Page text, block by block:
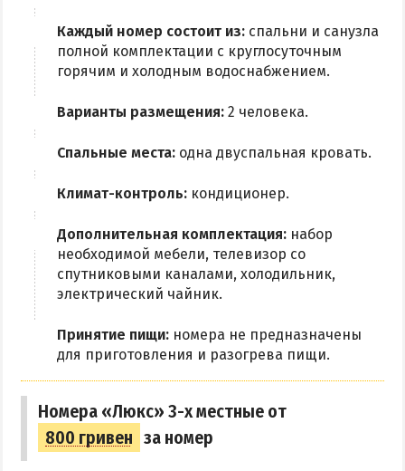
Каждый номер состоит из: спальни и санузла
полной комплектации с круглосуточным
горячим и холодным водоснабжением.
Варианты размещения: 2 человека.
Спальные места: одна двуспальная кровать.
Климат-контроль: кондиционер.
Дополнительная комплектация: набор
необходимой мебели, телевизор со
спутниковыми каналами, холодильник,
электрический чайник.
Принятие пищи: номера не предназначены
для приготовления и разогрева пищи.
Номера «Люкс» 3-х местные от
800 гривен за номер